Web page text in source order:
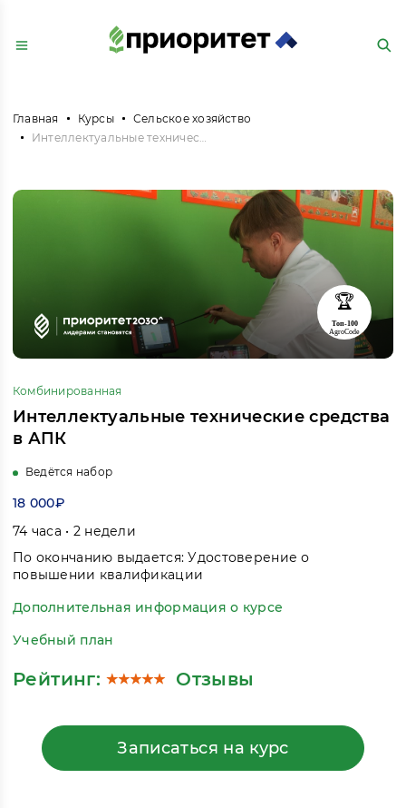
Главная Курсы
Сельское хозяйство
Интеллектуальные технические средства в АПК
🏆
Топ-100
AgroCode
Комбинированная
Интеллектуальные технические средства
в АПК
Ведётся набор
18 000₽
74 часа • 2 недели
По окончанию выдается: Удостоверение о
повышении квалификации
Дополнительная информация о курсе
Учебный план
Рейтинг: Отзывы
Записаться на курс